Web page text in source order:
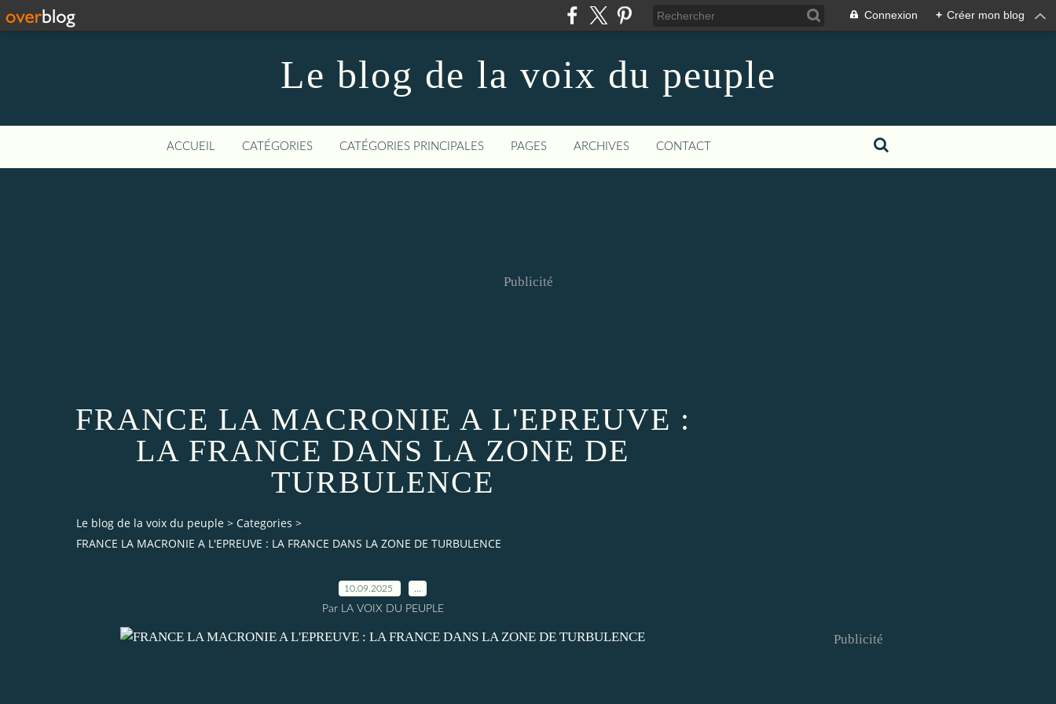
Connexion + Créer mon blog
Le blog de la voix du peuple
ACCUEIL CATÉGORIES CATÉGORIES PRINCIPALES PAGES ARCHIVES CONTACT
Publicité
FRANCE LA MACRONIE A L'EPREUVE :
LA FRANCE DANS LA ZONE DE
TURBULENCE
Le blog de la voix du peuple > Categories >
FRANCE LA MACRONIE A L'EPREUVE : LA FRANCE DANS LA ZONE DE TURBULENCE
10.09.2025
Par LA VOIX DU PEUPLE
Publicité